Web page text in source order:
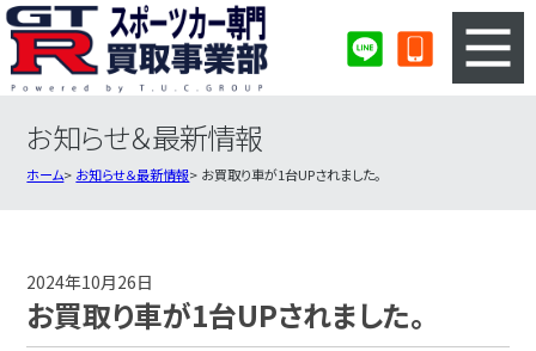
3ステップのカンタン査定
スポーツカー買取実績
お知らせ＆最新情報
ホーム お知らせ＆最新情報 お買取り車が1台UPされました。
2024年10月26日
お買取り車が1台UPされました。